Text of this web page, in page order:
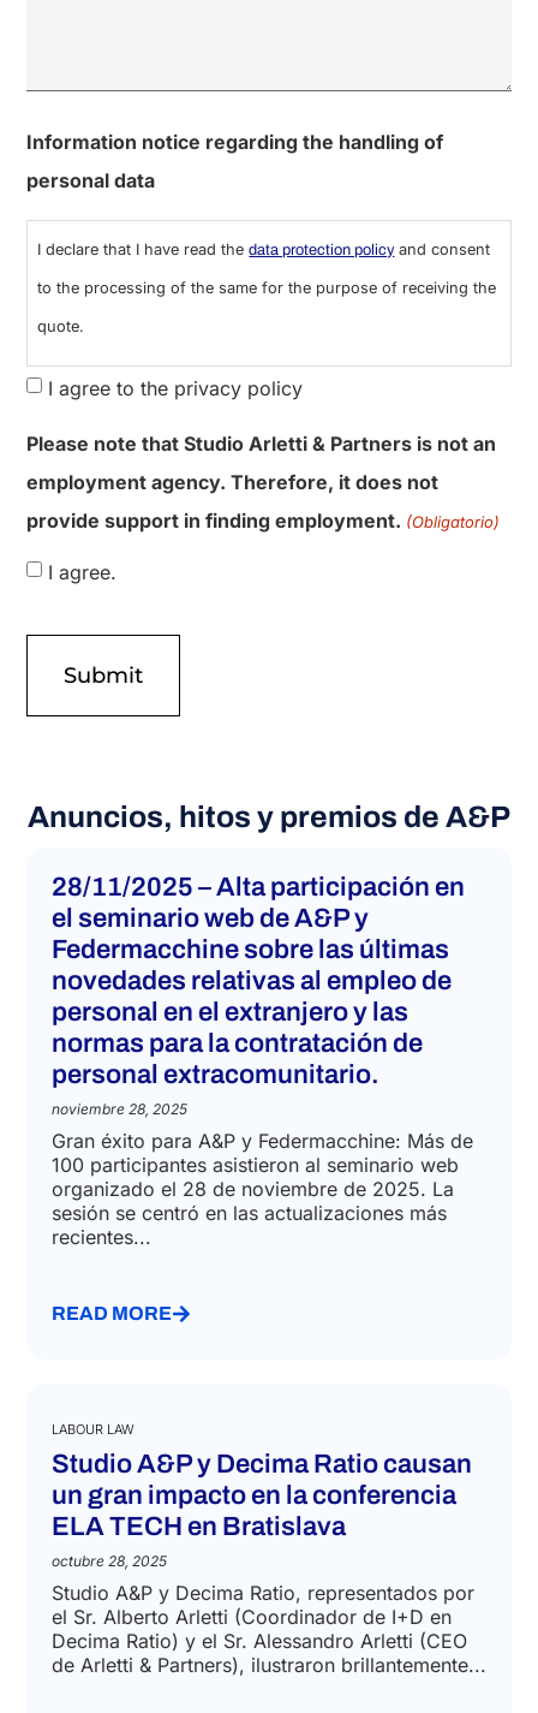
0 de 600 caracteres máximos
Information notice regarding the handling of
I declare that I have read the
to the processing of the same for the purpose of receiving the
I agree to the privacy policy
Please note that Studio Arletti & Partners is not an
employment agency. Therefore, it does not
Anuncios, hitos y premios de A&P
28/11/2025 – Alta participación en
el seminario web de A&P y
Federmacchine sobre las últimas
novedades relativas al empleo de
personal en el extranjero y las
normas para la contratación de
personal extracomunitario.
noviembre 28, 2025
Gran éxito para A&P y Federmacchine: Más de
100 participantes asistieron al seminario web
recientes...
LABOUR LAW
Studio A&P y Decima Ratio causan
un gran impacto en la conferencia
ELA TECH en Bratislava
octubre 28, 2025
Studio A&P y Decima Ratio, representados por